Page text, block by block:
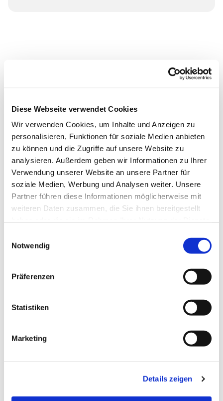
Diese Webseite verwendet Cookies
Wir verwenden Cookies, um Inhalte und Anzeigen zu
personalisieren, Funktionen für soziale Medien anbieten
zu können und die Zugriffe auf unsere Website zu
analysieren. Außerdem geben wir Informationen zu Ihrer
Verwendung unserer Website an unsere Partner für
soziale Medien, Werbung und Analysen weiter. Unsere
Partner führen diese Informationen möglicherweise mit
weiteren Daten zusammen, die Sie ihnen bereitgestellt
Notwendig
Präferenzen
Statistiken
Marketing
Details zeigen